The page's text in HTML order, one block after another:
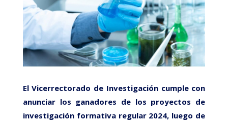
El Vicerrectorado de Investigación cumple con
anunciar los ganadores de los proyectos de
investigación formativa regular 2024, luego de